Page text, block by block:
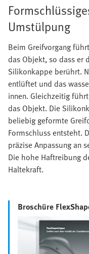
Umstülpung
Beim Greifvorgang
das Objekt, so dass er
Silikonkappe berührt.
entlüftet und das
innen. Gleichzeitig
das Objekt. Die
beliebig geformte
Formschluss entsteht.
präzise Anpassung an
Die hohe Haftreibung
Haltekraft.
Broschüre